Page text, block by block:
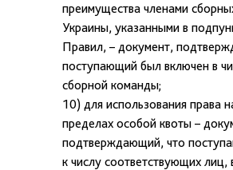
преимущества членами
Украины, указанными в
Правил, – документ,
поступающий был включен в
сборной команды;
10) для использования права
пределах особой квоты –
подтверждающий, что
к числу соответствующих лиц,